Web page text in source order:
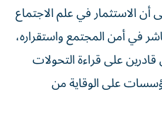
الاستثمار في علم الاجتماع
في أمن المجتمع واستقراره،
على قراءة التحولات
على الوقاية من